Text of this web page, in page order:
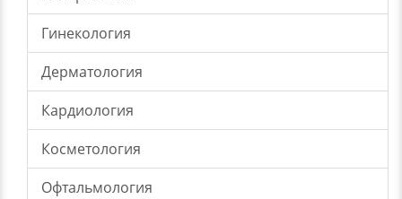
Гинекология
Дерматология
Кардиология
Косметология
Офтальмология